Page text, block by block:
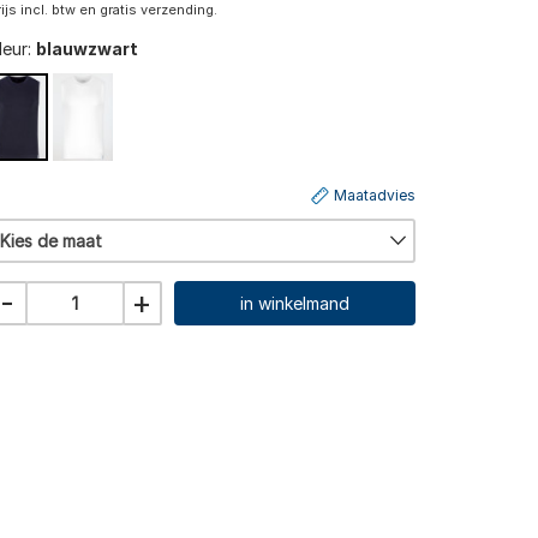
incl. btw en gratis verzending.
blauwzwart
Kies de maat
Maatadvies
- + in winkelmand